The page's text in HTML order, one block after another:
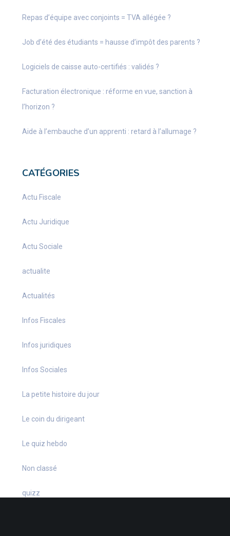
Repas d’équipe avec conjoints = TVA allégée ?
Job d’été des étudiants = hausse d’impôt des parents ?
Logiciels de caisse auto-certifiés : validés ?
Facturation électronique : réforme en vue, sanction à
l’horizon ?
Aide à l’embauche d’un apprenti : retard à l’allumage ?
CATÉGORIES
Actu Fiscale
Actu Juridique
Actu Sociale
actualite
Actualités
Infos Fiscales
Infos juridiques
Infos Sociales
La petite histoire du jour
Le coin du dirigeant
Le quiz hebdo
Non classé
quizz